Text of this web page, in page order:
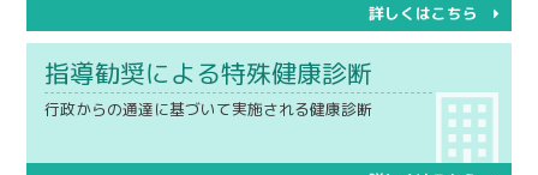
詳しくはこちら
指導勧奨による特殊健康診断
行政からの通達に基づいて実施される健康診断